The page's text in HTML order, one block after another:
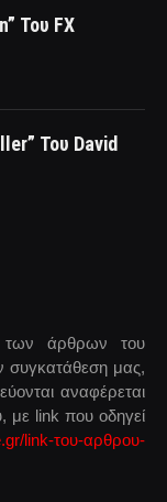
Του FX
Του David
των άρθρων του
συγκατάθεση μας,
αναφέρεται
με link που οδηγεί
link-του-αρθρου-